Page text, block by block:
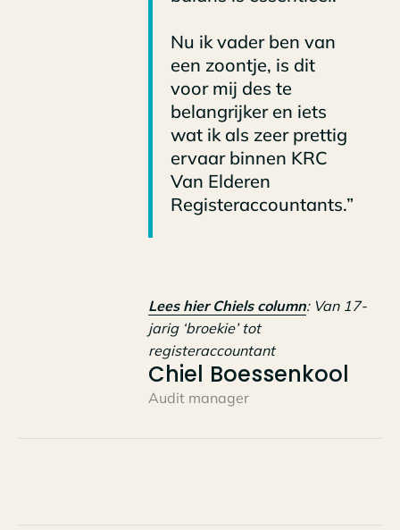
Nu ik vader ben van
een zoontje, is dit
voor mij des te
belangrijker en iets
wat ik als zeer prettig
ervaar binnen KRC
Van Elderen
Registeraccountants.”
Lees hier Chiels column: Van 17-
jarig ‘broekie’ tot
registeraccountant
Chiel Boessenkool
Audit manager